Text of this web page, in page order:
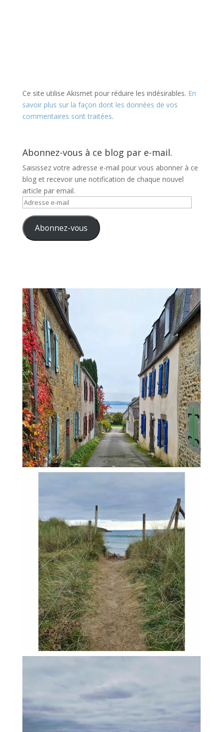
Ce site utilise Akismet pour réduire les indésirables. En
savoir plus sur la façon dont les données de vos
commentaires sont traitées.
Abonnez-vous à ce blog par e-mail.
Saisissez votre adresse e-mail pour vous abonner à ce
blog et recevoir une notification de chaque nouvel
article par email.
Adresse
mail Abonnez-vous